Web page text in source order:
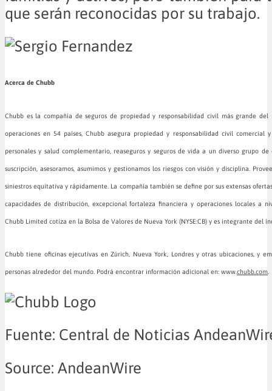
que serán reconocidas por su trabajo.
Acerca de Chubb
Chubb es la compañía de seguros de propiedad y responsabilidad civil más grande
operaciones en 54 países, Chubb asegura propiedad y responsabilidad civil comercial
personales y salud complementario, reaseguros y seguros de vida a un diverso grupo
suscripción, asesoramos, asumimos y gestionamos los riesgos con visión y disciplina.
siniestros equitativa y rápidamente. La compañía también se define por sus extensas
capacidades de distribución, excepcional fortaleza financiera y operaciones locales a
Chubb Limited cotiza en la Bolsa de Valores de Nueva York (NYSE:CB) y es integrante del
Chubb tiene oficinas ejecutivas en Zúrich, Nueva York, Londres y otras ubicaciones, y
personas alrededor del mundo. Podrá encontrar información adicional en: www.chubb.com
Fuente: Central de Noticias
Source: AndeanWire